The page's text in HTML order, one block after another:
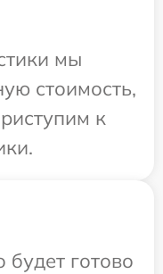
мы
стоимость,
к
будет готово